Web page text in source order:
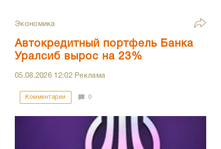
Экономика
Автокредитный портфель Банка
Уралсиб вырос на 23%
05.08.2026 12:02Реклама
Комментарии 0